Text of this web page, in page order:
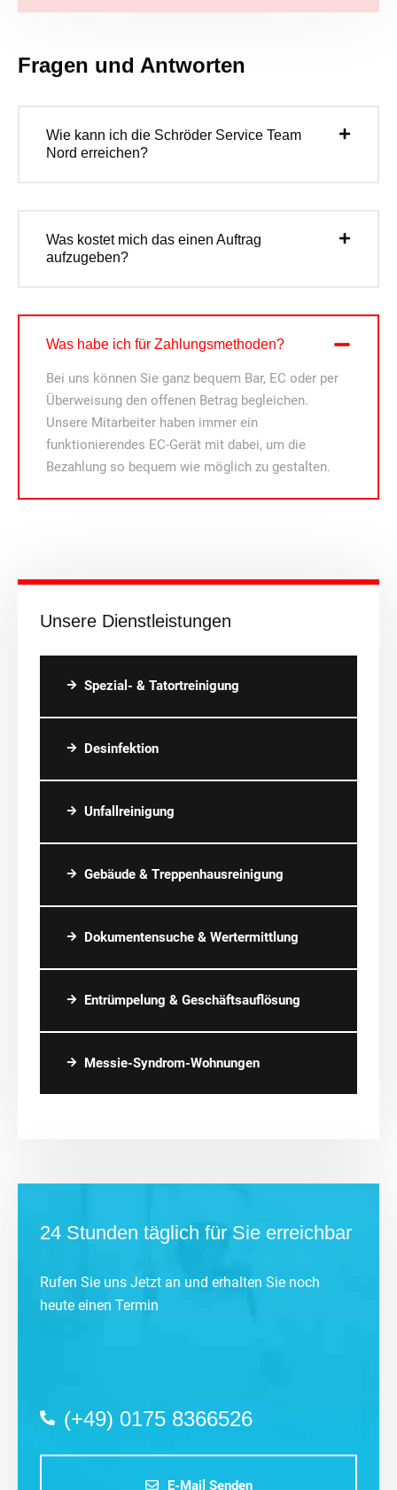
Unsere Dienstleistungen
Spezial- & Tatortreinigung
Desinfektion
Unfallreinigung
Gebäude & Treppenhausreinigung
Dokumentensuche & Wertermittlung
Entrümpelung & Geschäftsauflösung
Messie-Syndrom-Wohnungen
24 Stunden täglich für Sie erreichbar
Rufen Sie uns Jetzt an und erhalten Sie noch
heute einen Termin
(+49) 0175 8366526
E-Mail Senden
Fragen und Antworten
Wie kann ich die Schröder Service Team
Nord erreichen?
Was kostet mich das einen Auftrag
aufzugeben?
Was habe ich für Zahlungsmethoden?
Bei uns können Sie ganz bequem Bar, EC oder per
Überweisung den offenen Betrag begleichen.
Unsere Mitarbeiter haben immer ein
funktionierendes EC-Gerät mit dabei, um die
Bezahlung so bequem wie möglich zu gestalten.